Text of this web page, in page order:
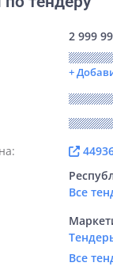
2 999
+
Все
Все